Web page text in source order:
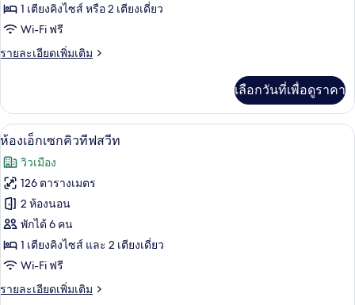
เอ็ก
เซก
คิว
สวีท
(Kasara)
1 เตียงคิงไซส์ หรือ 2 เตียงเดี่ยว
Wi-Fi ฟรี
รายละเอียดเพิ่มเติม
ราย
เกี่ยว
กับ
ห้อง
เซก
คิว
ทีฟ
สวี
ท
(Kasara)
เลือกวันที่เพื่อดูราคา
เปิด
ภาพถ่าย
ทั้งหมด
ของ
ห้อง
เอ็ก
เซก
คิว
เครื่องนอนระดับพรีเมียม, ผ้านวมขนเ
4
ห้องเอ็กเซกคิวทีฟสวีท
วิวเมือง
126 ตารางเมตร
2 ห้องนอน
พักได้ 6 คน
1 เตียงคิงไซส์ และ 2 เตียงเดี่ยว
Wi-Fi ฟรี
รายละเอียดเพิ่มเติม
ราย